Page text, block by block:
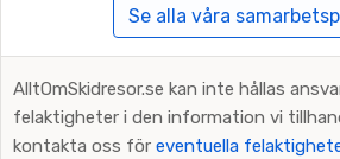
Se alla våra
AlltOmSkidresor.se kan inte hållas
felaktigheter i den information vi
kontakta oss för eventuella